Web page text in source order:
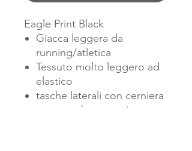
Eagle Print Black
Giacca leggera da
running/atletica
Tessuto molto leggero ad
elastico
tasche laterali con cerniera
con membrana anti vento e